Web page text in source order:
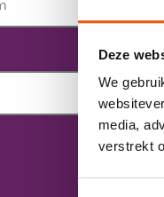
Deze
We
media,
verstrekt